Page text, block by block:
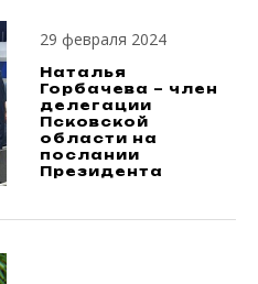
29 февраля 2024
Наталья
Горбачева – член
делегации
Псковской
области на
послании
Президента